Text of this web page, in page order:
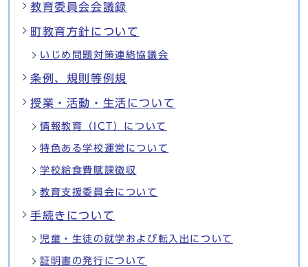
教育委員会会議録
町教育方針について
いじめ問題対策連絡協議会
条例、規則等例規
授業・活動・生活について
情報教育（ICT）について
特色ある学校運営について
学校給食費賦課徴収
教育支援委員会について
手続きについて
児童・生徒の就学および転入出について
証明書の発行について